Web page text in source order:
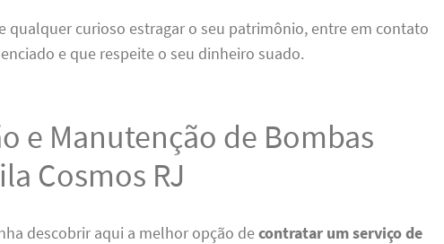
qualquer curioso estragar o seu patrimônio, entre em contato
e que respeite o seu dinheiro suado.
e Manutenção de Bombas
Cosmos RJ
descobrir aqui a melhor opção decontratar um serviço de